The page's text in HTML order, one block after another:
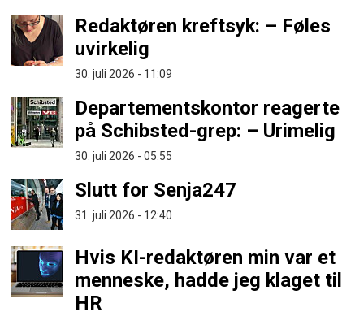
Redaktøren kreftsyk: – Føles
uvirkelig
30. juli 2026 - 11:09
Departementskontor reagerte
på Schibsted-grep: – Urimelig
30. juli 2026 - 05:55
Slutt for Senja247
31. juli 2026 - 12:40
Hvis KI-redaktøren min var et
menneske, hadde jeg klaget til
HR